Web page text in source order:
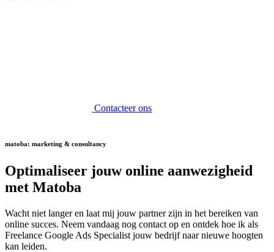
Contacteer ons
matoba: marketing & consultancy
Optimaliseer jouw online aanwezigheid
met Matoba
Wacht niet langer en laat mij jouw partner zijn in het bereiken van
online succes. Neem vandaag nog contact op en ontdek hoe ik als
Freelance Google Ads Specialist jouw bedrijf naar nieuwe hoogten
kan leiden.